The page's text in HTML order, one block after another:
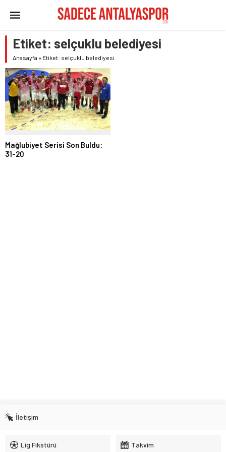
Etiket: selçuklu belediyesi
Anasayfa » Etiket: selçuklu belediyesi
Mağlubiyet Serisi Son Buldu:
31-20
İletişim
Lig Fikstürü Takvim